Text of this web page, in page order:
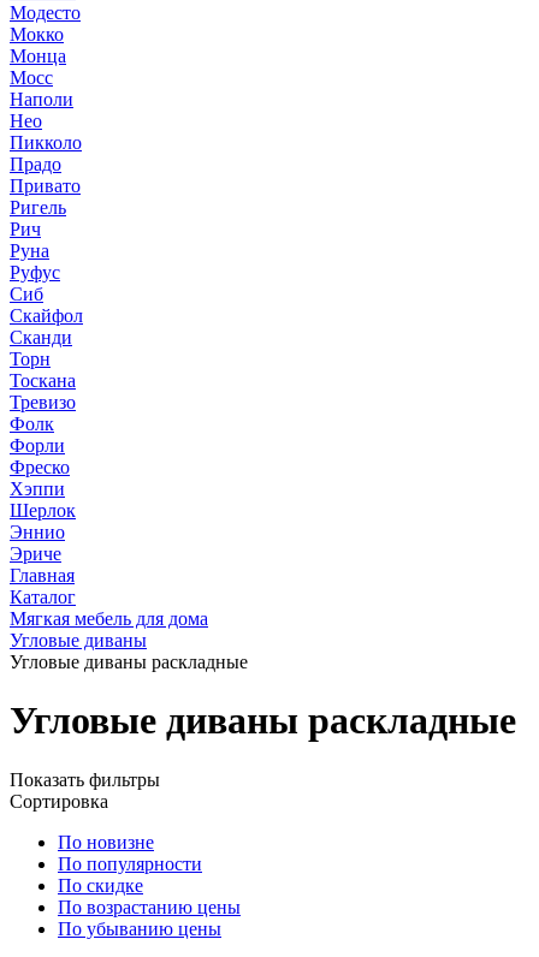
Модесто
Мокко
Монца
Мосс
Наполи
Нео
Пикколо
Прадо
Привато
Ригель
Рич
Руна
Руфус
Сиб
Скайфол
Сканди
Торн
Тоскана
Тревизо
Фолк
Форли
Фреско
Хэппи
Шерлок
Эннио
Эриче
Главная
Каталог
Мягкая мебель для дома
Угловые диваны
Угловые диваны раскладные
Угловые диваны раскладные
Показать фильтры
Сортировка
По новизне
По популярности
По скидке
По возрастанию цены
По убыванию цены